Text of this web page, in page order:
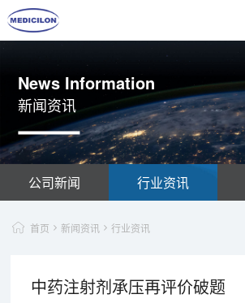
News Information
新闻资讯
公司新闻 行业资讯
首页 新闻资讯 行业资讯
中药注射剂承压再评价破题